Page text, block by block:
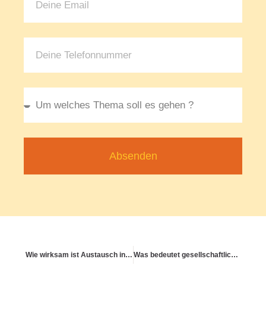
Absenden
Wie wirksam ist Austausch in ähnlichen Lebenslagen? Was bedeutet gesellschaftliche Gesundheit?